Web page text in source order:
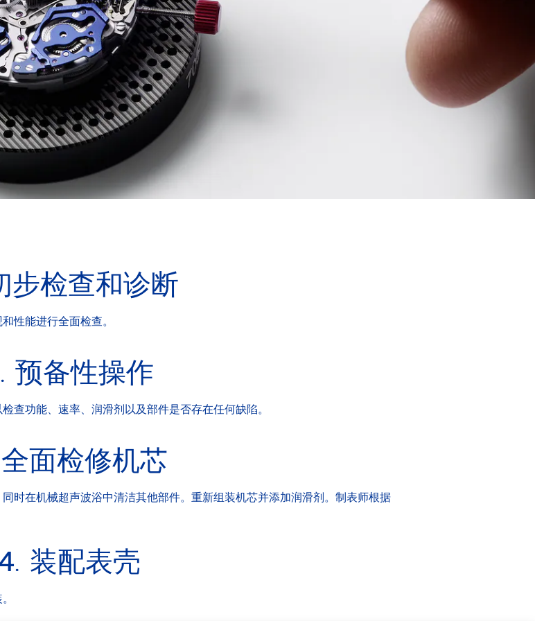
步检查和诊断
性能进行全面检查。
预备性操作
查功能、速率、润滑剂以及部件是否存在任何缺陷。
面检修机芯
时在机械超声波浴中清洁其他部件。重新组装机芯并添加润滑剂。制表师根据
装配表壳